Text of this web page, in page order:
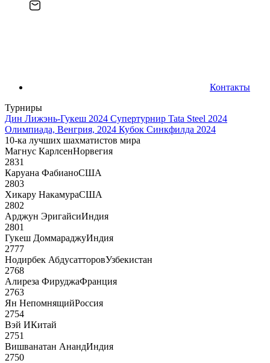
Контакты
Турниры
Дин Лижэнь-Гукеш 2024 Супертурнир Tata Steel 2024
Олимпиада, Венгрия, 2024 Кубок Синкфилда 2024
10-ка лучших шахматистов мира
Магнус КарлсенНорвегия
2831
Каруана ФабианоСША
2803
Хикару НакамураСША
2802
Арджун ЭригайсиИндия
2801
Гукеш ДоммараджуИндия
2777
Нодирбек АбдусатторовУзбекистан
2768
Алиреза ФируджаФранция
2763
Ян НепомнящийРоссия
2754
Вэй ИКитай
2751
Вишванатан АнандИндия
2750